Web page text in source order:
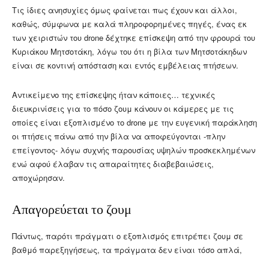
Τις ίδιες ανησυχίες όμως φαίνεται πως έχουν και άλλοι,
καθώς, σύμφωνα με καλά πληροφορημένες πηγές, ένας εκ
των χειριστών του drone δέχτηκε επίσκεψη από την φρουρά του
Κυριάκου Μητσοτάκη, λόγω του ότι η βίλα των Μητσοτάκηδων
είναι σε κοντινή απόσταση και εντός εμβέλειας πτήσεων.
Αντικείμενο της επίσκεψης ήταν κάποιες… τεχνικές
διευκρινίσεις για το πόσο ζουμ κάνουν οι κάμερες με τις
οποίες είναι εξοπλισμένο το drone με την ευγενική παράκληση
οι πτήσεις πάνω από την βίλα να αποφεύγονται -πλην
επείγοντος- λόγω συχνής παρουσίας υψηλών προσκεκλημένων
ενώ αφού έλαβαν τις απαραίτητες διαβεβαιώσεις,
αποχώρησαν.
Απαγορεύεται το ζουμ
Πάντως, παρότι πράγματι ο εξοπλισμός επιτρέπει ζουμ σε
βαθμό παρεξηγήσεως, τα πράγματα δεν είναι τόσο απλά,